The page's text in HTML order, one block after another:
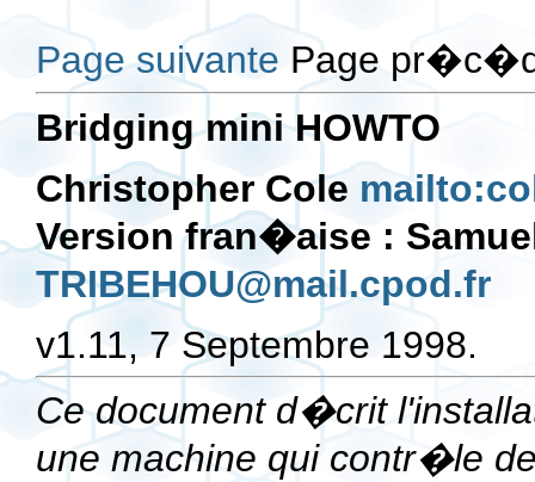
Page suivante Page
Bridging mini HOWTO
Christopher Cole
Version fran�aise :
TRIBEHOU@mail.cpod.fr
v1.11, 7 Septembre 1998.
Ce document d�crit
une machine qui contr�le